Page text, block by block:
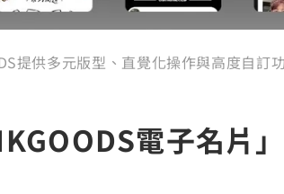
提供多元版型、直覺化操作與高度自訂
電子名片